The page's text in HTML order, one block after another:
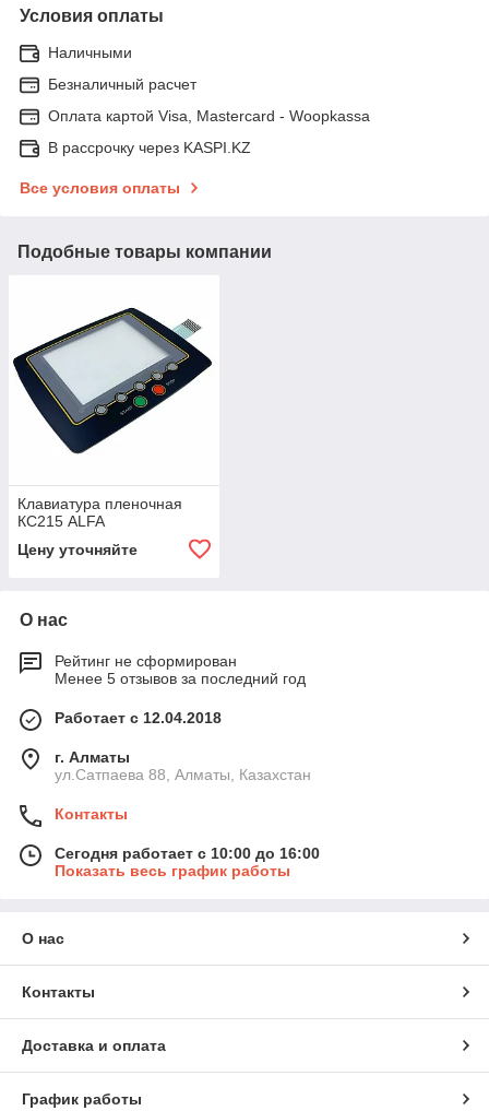
Условия оплаты
Наличными
Безналичный расчет
Оплата картой Visa, Mastercard - Woopkassa
В рассрочку через KASPI.KZ
Все условия оплаты
Подобные товары компании
Клавиатура пленочная
КС215 ALFA
Цену уточняйте
О нас
Рейтинг не сформирован
Менее 5 отзывов за последний год
Работает с 12.04.2018
г. Алматы
ул.Сатпаева 88, Алматы, Казахстан
Контакты
Сегодня работает с 10:00 до 16:00
Показать весь график работы
О нас
Контакты
Доставка и оплата
График работы